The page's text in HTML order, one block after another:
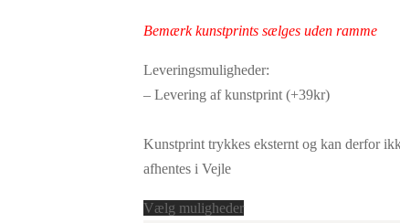
på
Bemærk kunstprints sælges uden ramme
Leveringsmuligheder:
– Levering af kunstprint (+39kr)
Kunstprint trykkes eksternt og kan derfor
afhentes i Vejle
Vælg mulighederDette